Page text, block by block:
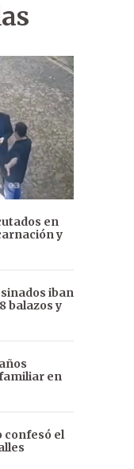
en
y
iban
balazos y
en
confesó el